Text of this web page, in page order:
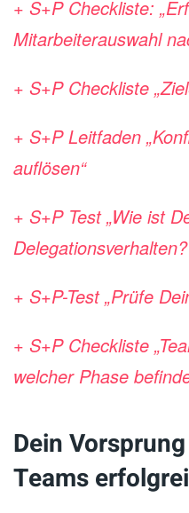
+ S+P Checkliste:
Mitarbeiterauswahl
+ S+P Checkliste
+ S+P Leitfaden
auflösen“
+ S+P Test „Wie ist
+ S+P-Test „Prüfe
+ S+P Checkliste
welcher Phase
Dein
Teams